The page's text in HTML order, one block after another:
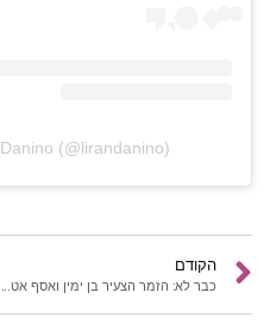
(@lirandanino)
הקודם